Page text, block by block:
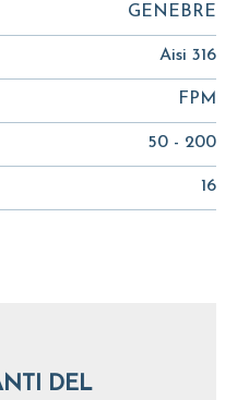
GENEBRE
Aisi 316
FPM
50 - 200
16